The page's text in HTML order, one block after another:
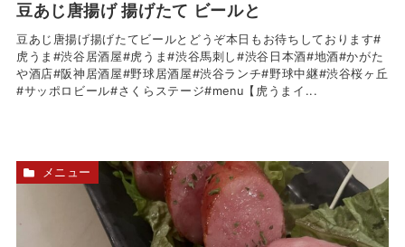
豆あじ唐揚げ 揚げたて ビールと
豆あじ唐揚げ揚げたてビールとどうぞ本日もお待ちしております#
虎うま#渋谷居酒屋#虎うま#渋谷馬刺し#渋谷日本酒#地酒#かがた
や酒店#阪神居酒屋#野球居酒屋#渋谷ランチ#野球中継#渋谷桜ヶ丘
#サッポロビール#さくらステージ#menu【虎うまイ...
メニュー